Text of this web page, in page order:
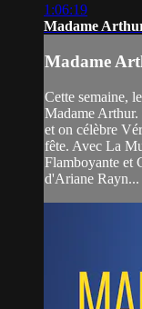
1:06:19
Madame
Madame
Cette semaine,
Madame Arthur.
et on célèbre
fête. Avec La
Flamboyante et
d'Ariane Rayn...